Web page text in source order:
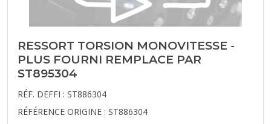
RESSORT TORSION MONOVITESSE -
PLUS FOURNI REMPLACE PAR
ST895304
RÉF. DEFFI : ST886304
RÉFÉRENCE ORIGINE : ST886304